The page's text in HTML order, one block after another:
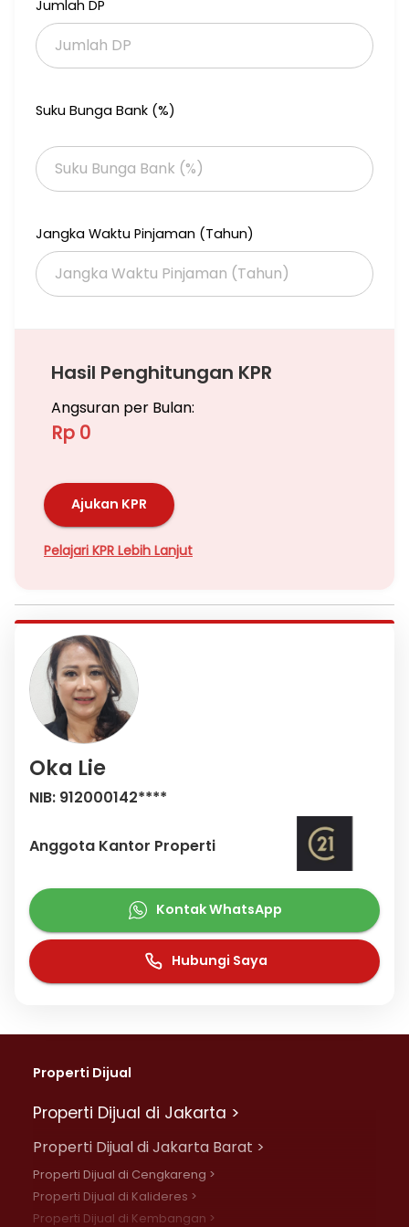
ART punya akses keluar masuk sendiri jadi rumah utama bisa di
kunci kalau lagi jalan keluar.
Kamar tidur ada 2 yg ada kamar mandi dalamnya, tp satu
Bintaro Jakarta Selatan jadi ngga ikut macet bintaro jaya.
Price Rp 3.8M nego
List. Roro. M2jgc
Jumlah DP
Suku Bunga Bank (%)
Jangka Waktu Pinjaman (Tahun)
Hasil Penghitungan KPR
Angsuran per Bulan:
Rp 0
Ajukan KPR
Pelajari KPR Lebih Lanjut
Oka Lie
NIB: 912000142****
Anggota Kantor Properti
Kontak WhatsApp
Hubungi Saya
Properti Dijual
Properti Dijual di Jakarta >
Properti Dijual di Jakarta Barat >
Properti Dijual di Cengkareng >
Properti Dijual di Kalideres >
Properti Dijual di Kembangan >